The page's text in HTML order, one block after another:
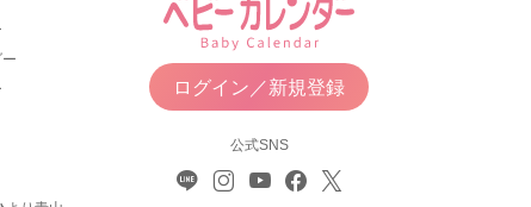
ログイン／新規登録
公式SNS